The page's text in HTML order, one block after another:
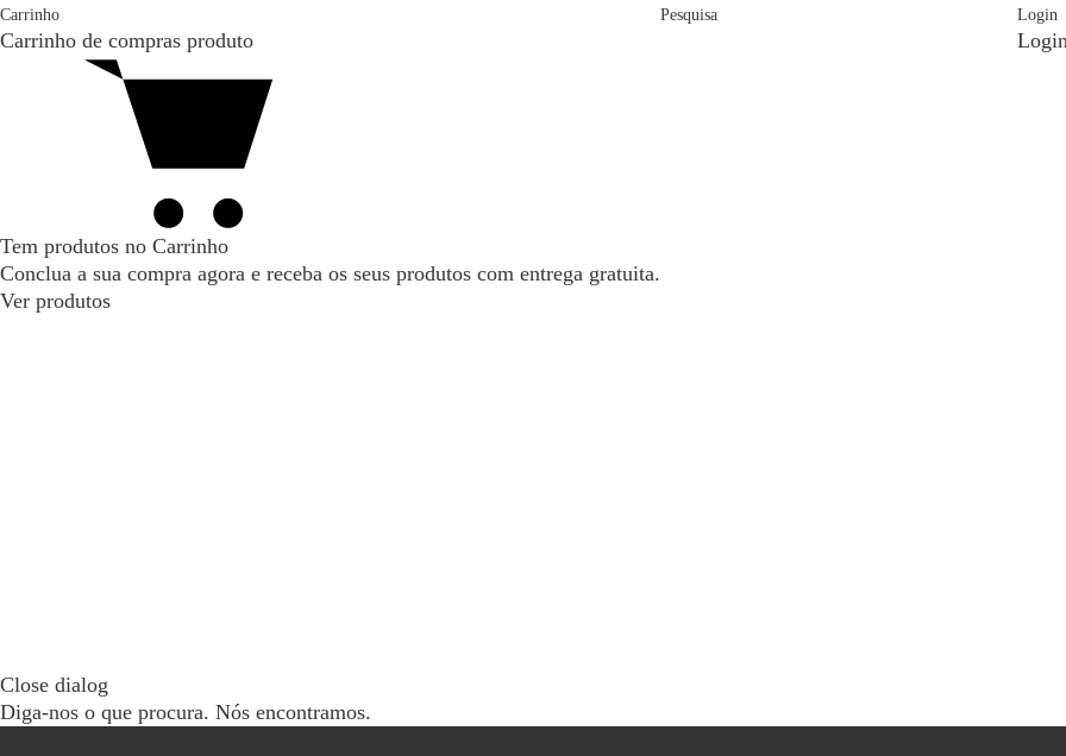
Carrinho
Carrinho de compras produto
Tem produtos no Carrinho
Conclua a sua compra agora e receba os seus produtos com entrega gratuita.
Ver produtos
Pesquisa Login
Close dialog
Diga-nos o que procura. Nós encontramos.